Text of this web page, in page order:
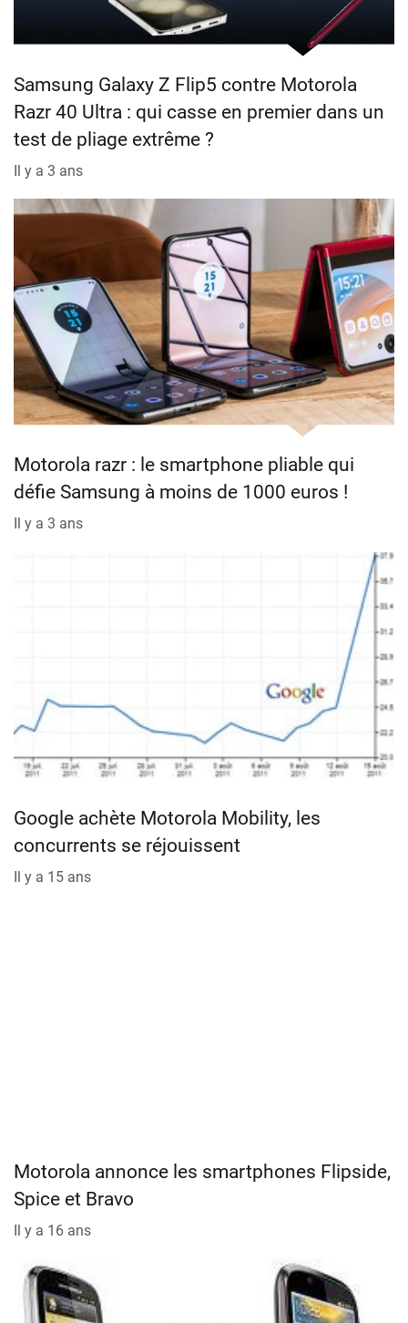
Samsung Galaxy Z Flip5 contre Motorola
Razr 40 Ultra : qui casse en premier dans un
test de pliage extrême ?
Il y a 3 ans
Motorola razr : le smartphone pliable qui
défie Samsung à moins de 1000 euros !
Il y a 3 ans
Google achète Motorola Mobility, les
concurrents se réjouissent
Il y a 15 ans
Motorola annonce les smartphones Flipside,
Spice et Bravo
Il y a 16 ans